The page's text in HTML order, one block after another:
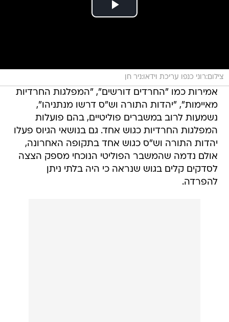
צילום:רוני כנפו עריכת וידאו:ניר חן
אמירות כמו "החרדים דורשים", "המפלגות החרדיות
מאיימות", "יהדות התורה וש"ס דרשו מנתניהו",
נשמעות לרוב במשברים פוליטיים, בהם פועלות
המפלגות החרדיות כגוש אחד. גם בנושאי הגיוס פעלו
יהדות התורה וש"ס כגוש אחד בתקופה האחרונה,
אולם נדמה שהמשבר הפוליטי הנוכחי מספק הצצה
לסדקים קלים בגוש שנראה כי היה בלתי ניתן
להפרדה.